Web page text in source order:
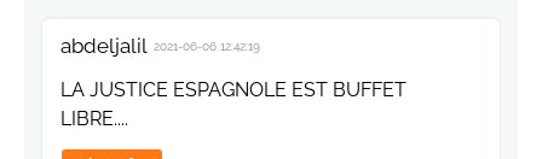
abdeljalil 2021-06-06 12:42:19
LA JUSTICE ESPAGNOLE EST BUFFET
LIBRE....